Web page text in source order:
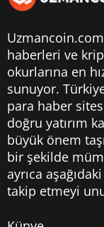
haberleri ve
okurlarına en
sunuyor.
para haber
doğru yatırım
büyük önem
bir şekilde
ayrıca
takip etmeyi